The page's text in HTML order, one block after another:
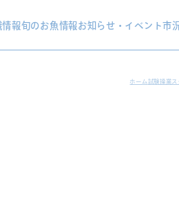
情報旬のお魚情報お知らせ・イベント市
ホーム 試験操業ス